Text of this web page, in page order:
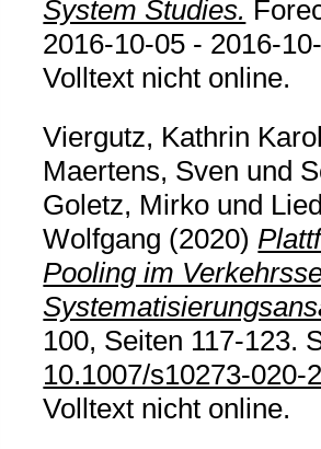
System Studies.
2016-10-05 - 2016-
Volltext nicht online.
Viergutz, Kathrin
Maertens, Sven und
Goletz, Mirko und
Wolfgang (2020)
Pooling im
100, Seiten 117-123.
10.1007/s10273-020-
Volltext nicht online.